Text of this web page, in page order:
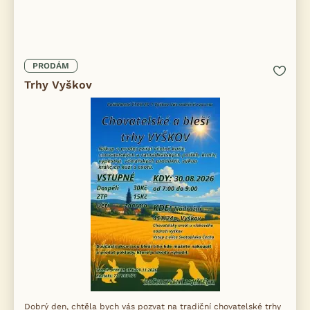
PRODÁM
Trhy Vyškov
Dobrý den, chtěla bych vás pozvat na tradiční chovatelské trhy